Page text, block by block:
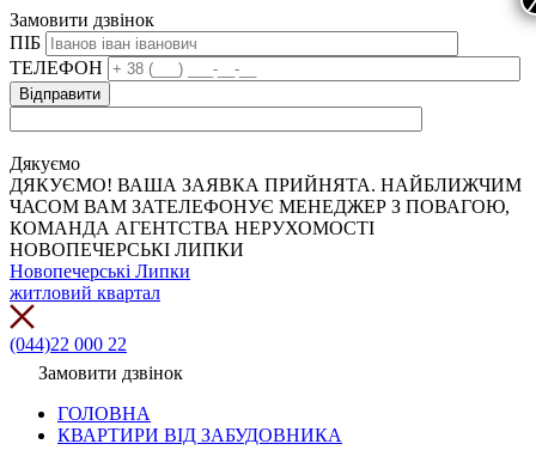
Замовити дзвінок
ПІБ
ТЕЛЕФОН
Дякуємо
ДЯКУЄМО! ВАША ЗАЯВКА ПРИЙНЯТА. НАЙБЛИЖЧИМ
ЧАСОМ ВАМ ЗАТЕЛЕФОНУЄ МЕНЕДЖЕР З ПОВАГОЮ,
КОМАНДА АГЕНТСТВА НЕРУХОМОСТІ
НОВОПЕЧЕРСЬКІ ЛИПКИ
Новопечерські Липки
житловий квартал
(044)22 000 22
Замовити дзвінок
ГОЛОВНА
КВАРТИРИ ВІД ЗАБУДОВНИКА